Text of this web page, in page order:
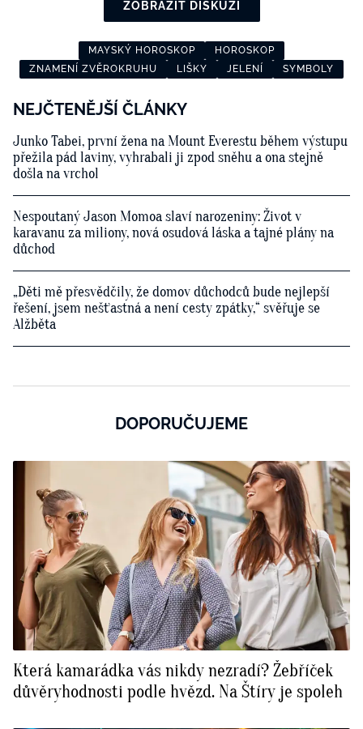
ZOBRAZIT DISKUZI
MAYSKÝ HOROSKOP
HOROSKOP
ZNAMENÍ ZVĚROKRUHU
LIŠKY JELENÍ SYMBOLY
NEJČTENĚJŠÍ ČLÁNKY
Junko Tabei, první žena na Mount Everestu během výstupu
přežila pád laviny, vyhrabali ji zpod sněhu a ona stejně
došla na vrchol
Nespoutaný Jason Momoa slaví narozeniny: Život v
karavanu za miliony, nová osudová láska a tajné plány na
důchod
„Děti mě přesvědčily, že domov důchodců bude nejlepší
řešení, jsem nešťastná a není cesty zpátky,“ svěřuje se
Alžběta
DOPORUČUJEME
Která kamarádka vás nikdy nezradí? Žebříček
důvěryhodnosti podle hvězd. Na Štíry je spoleh